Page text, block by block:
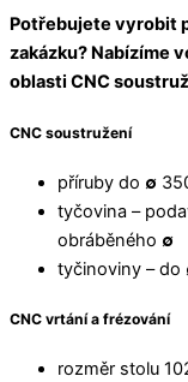
Potřebujete vyrobit
zakázku? Nabízíme
oblasti CNC
CNC soustružení
příruby do ∅
tyčovina –
obráběného ∅
tyčinoviny – do
CNC vrtání a frézování
rozměr stolu